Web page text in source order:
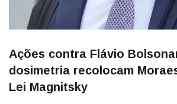
Ações contra Flávio
dosimetria recolocam
Lei Magnitsky